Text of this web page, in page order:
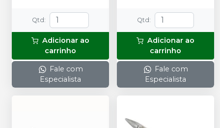
Qtd :
Adicionar ao
carrinho
Fale com
Especialista
Qtd :
Adicionar ao
carrinho
Fale com
Especialista